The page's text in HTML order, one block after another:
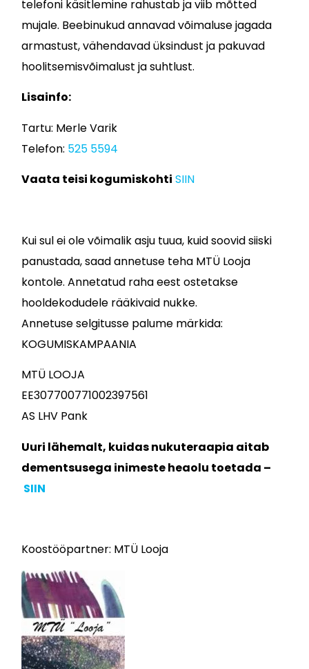
telefoni käsitlemine rahustab ja viib mõtted
mujale. Beebinukud annavad võimaluse jagada
armastust, vähendavad üksindust ja pakuvad
hoolitsemisvõimalust ja suhtlust.
Lisainfo:
Tartu: Merle Varik
Telefon: 525 5594
Vaata teisi kogumiskohti SIIN
Kui sul ei ole võimalik asju tuua, kuid soovid siiski
panustada, saad annetuse teha MTÜ Looja
kontole. Annetatud raha eest ostetakse
hooldekodudele rääkivaid nukke.
Annetuse selgitusse palume märkida:
KOGUMISKAMPAANIA
MTÜ LOOJA
EE307700771002397561
AS LHV Pank
Uuri lähemalt, kuidas nukuteraapia aitab
dementsusega inimeste heaolu toetada –
SIIN
Koostööpartner: MTÜ Looja